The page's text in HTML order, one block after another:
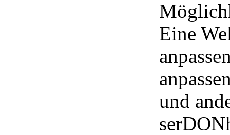
Eine
und